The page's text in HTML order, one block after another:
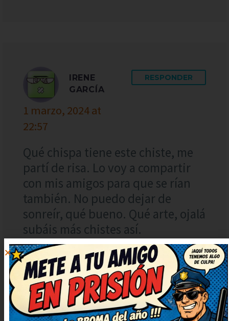
IRENE
GARCÍA
1 marzo, 2024 at
22:57
RESPONDER
Qué chispa tiene este chiste, me
partí de risa. Lo voy a compartir
con mis amigos para que se rían
también. No puedo dejar de
sonreír, qué bueno. Qué arte, ojalá
subáis más chistes así.
MARÍA
RESPONDER